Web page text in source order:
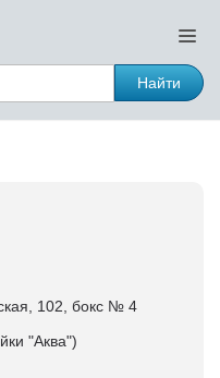
Найти
102, бокс № 4
"Аква")